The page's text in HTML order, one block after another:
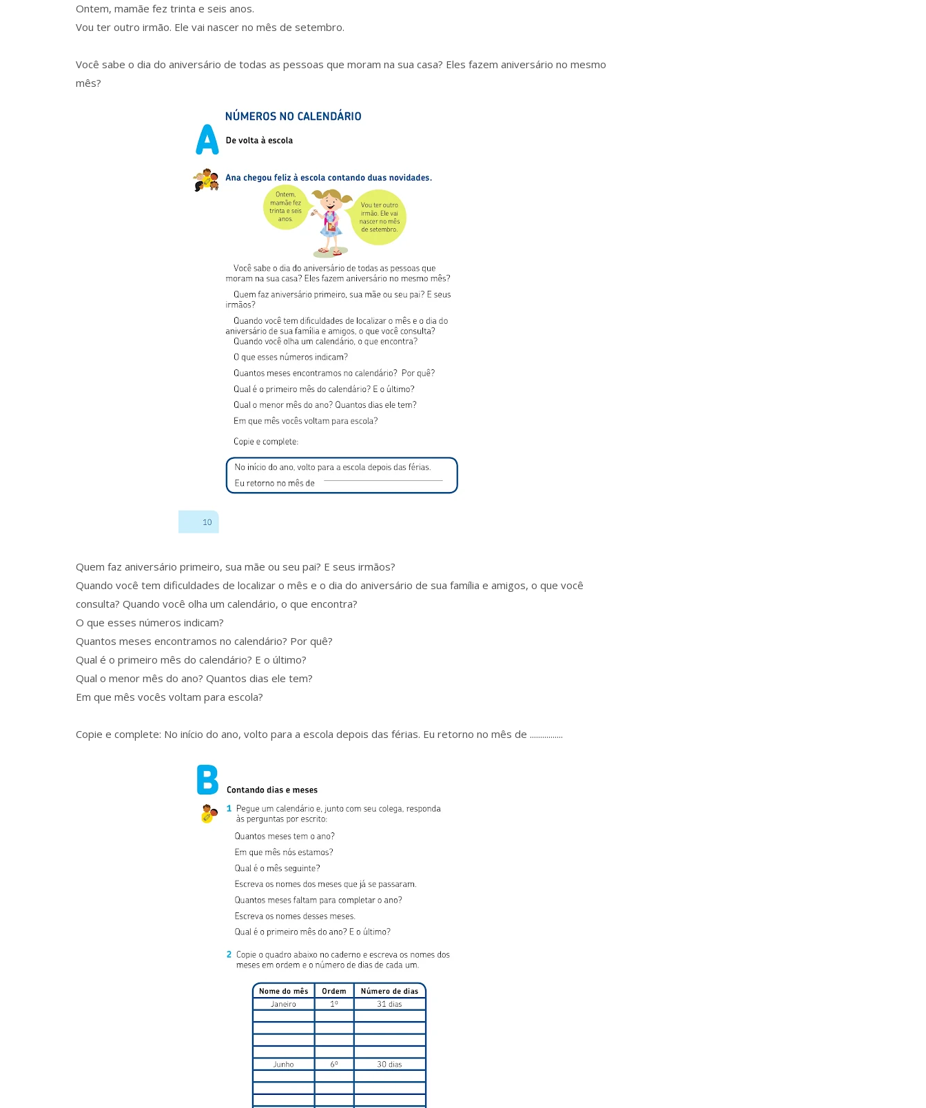
Ontem, mamãe fez trinta e seis anos.
Vou ter outro irmão. Ele vai nascer no mês de setembro.
Você sabe o dia do aniversário de todas as pessoas que moram na sua casa? Eles fazem aniversário no mesmo
mês?
Quem faz aniversário primeiro, sua mãe ou seu pai? E seus irmãos?
Quando você tem dificuldades de localizar o mês e o dia do aniversário de sua família e amigos, o que você
consulta? Quando você olha um calendário, o que encontra?
O que esses números indicam?
Quantos meses encontramos no calendário? Por quê?
Qual é o primeiro mês do calendário? E o último?
Qual o menor mês do ano? Quantos dias ele tem?
Em que mês vocês voltam para escola?
Copie e complete: No início do ano, volto para a escola depois das férias. Eu retorno no mês de ................